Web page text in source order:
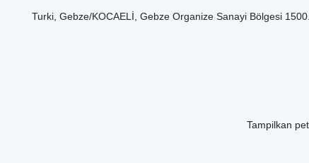
Turki, Gebze/KOCAELİ, Gebze Organize Sanayi Bölgesi
Tampilkan